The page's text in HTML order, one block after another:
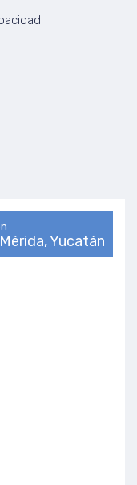
Yucatán